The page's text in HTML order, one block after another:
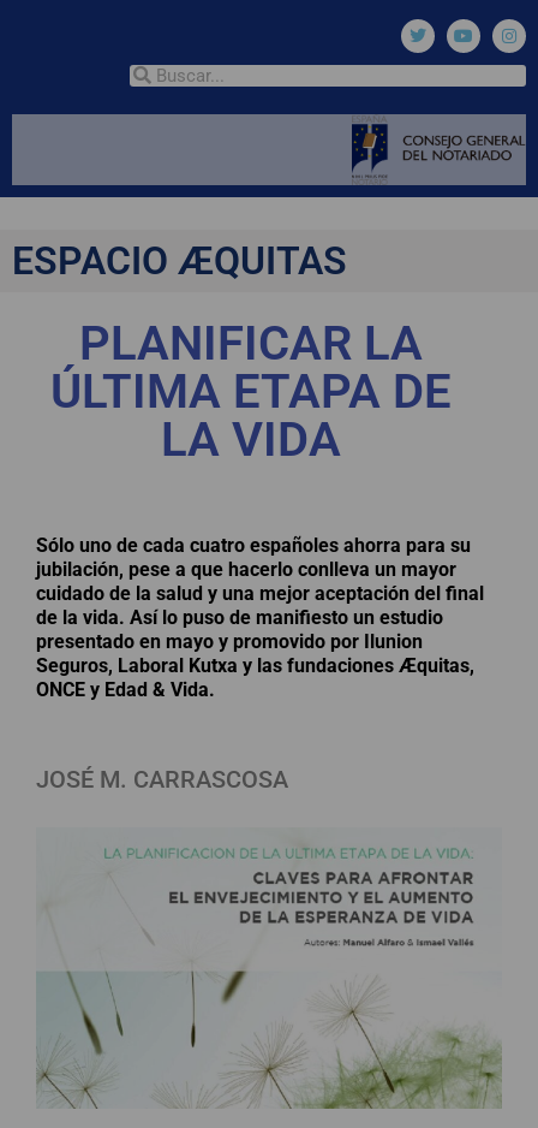
ESPACIO ÆQUITAS
PLANIFICAR LA
ÚLTIMA ETAPA DE
LA VIDA
Sólo uno de cada cuatro españoles ahorra para su
jubilación, pese a que hacerlo conlleva un mayor
cuidado de la salud y una mejor aceptación del final
de la vida. Así lo puso de manifiesto un estudio
presentado en mayo y promovido por Ilunion
Seguros, Laboral Kutxa y las fundaciones Æquitas,
ONCE y Edad & Vida.
JOSÉ M. CARRASCOSA